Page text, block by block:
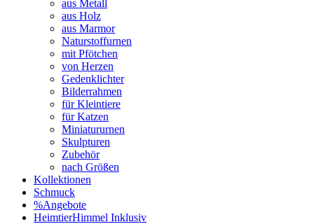
aus Metall
aus Holz
aus Marmor
Naturstoffurnen
mit Pfötchen
von Herzen
Gedenklichter
Bilderrahmen
für Kleintiere
für Katzen
Miniatururnen
Skulpturen
Zubehör
nach Größen
Kollektionen
Schmuck
%Angebote
HeimtierHimmel Inklusiv